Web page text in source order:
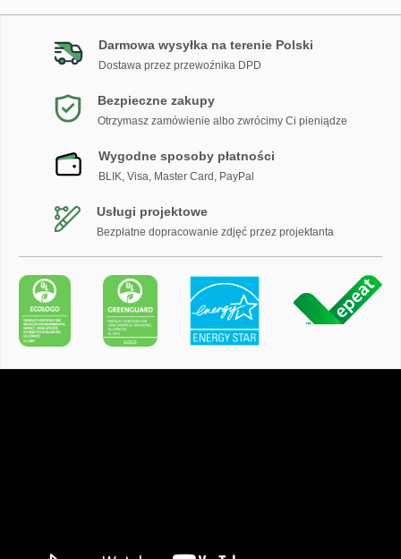
Darmowa wysyłka na terenie Polski
Dostawa przez przewoźnika DPD
Bezpieczne zakupy
Otrzymasz zamówienie albo zwrócimy Ci pieniądze
Wygodne sposoby płatności
BLIK, Visa, Master Card, PayPal
Usługi projektowe
Bezpłatne dopracowanie zdjęć przez projektanta